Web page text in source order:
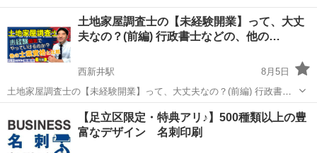
土地家屋調査士の【未経験開業】って、大丈
夫なの？(前編) 行政書士などの、他の…
西新井駅
8月5日
土地家屋調査士の【未経験開業】って、大丈夫なの？(前編) 行政書士
などの、他の士業資格と比較。測量できないと、ダメ？ 測量機、触れ
たことない場合は？足立区西新井駅東口：石川土地家屋調査士･行政書
士･海事代理士事務所 ...
西新井駅 その他
【足立区限定・特典アリ♪】500種類以上の豊
富なデザイン 名刺印刷